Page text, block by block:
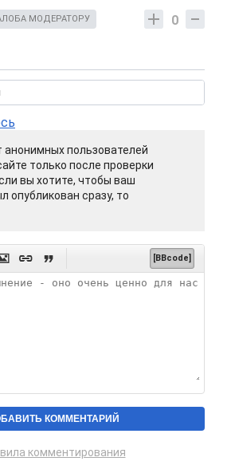
0
МОДЕРАТОРУ
анонимных пользователей
только после проверки
вы хотите, чтобы ваш
опубликован сразу, то
  [BBcode]
комментирования